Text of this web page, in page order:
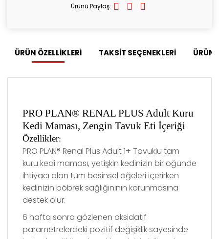
Ürünü Paylaş:
ÜRÜN ÖZELLİKLERİ TAKSİT SEÇENEKLERİ ÜRÜN
PRO PLAN® RENAL PLUS Adult Kuru
Kedi Maması, Zengin Tavuk Eti İçeriği
Özellikler:
PRO PLAN® Renal Plus Adult 1+ Tavuklu tam
kuru kedi maması, yetişkin kedinizin bir öğünde
ihtiyacı olan tüm besinsel öğeleri içerirken
kedinizin böbrek sağlığınının korunmasına
destek olur.
6 hafta sonra gözlenen oksidatif
parametrelerdeki pozitif değişiklik sayesinde